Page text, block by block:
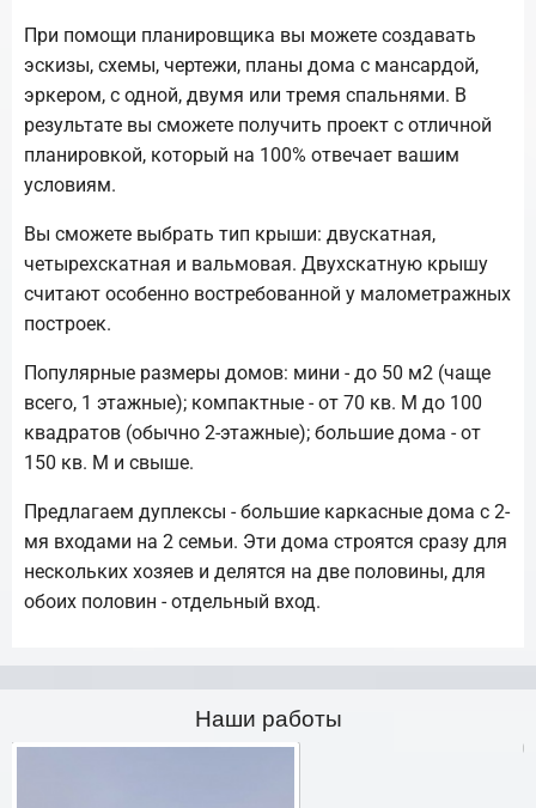
При помощи планировщика вы можете создавать
эскизы, схемы, чертежи, планы дома с мансардой,
эркером, с одной, двумя или тремя спальнями. В
результате вы сможете получить проект с отличной
планировкой, который на 100% отвечает вашим
условиям.
Вы сможете выбрать тип крыши: двускатная,
четырехскатная и вальмовая. Двухскатную крышу
считают особенно востребованной у малометражных
построек.
Популярные размеры домов: мини - до 50 м2 (чаще
всего, 1 этажные); компактные - от 70 кв. М до 100
квадратов (обычно 2-этажные); большие дома - от
150 кв. М и свыше.
Предлагаем дуплексы - большие каркасные дома с 2-
мя входами на 2 семьи. Эти дома строятся сразу для
нескольких хозяев и делятся на две половины, для
обоих половин - отдельный вход.
Наши работы